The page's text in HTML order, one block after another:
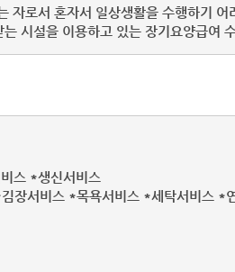
로서 혼자서 일상생활을 수행하기
시설을 이용하고 있는 장기요양급여
스 *생신서비스
서비스 *목욕서비스 *세탁서비스 *